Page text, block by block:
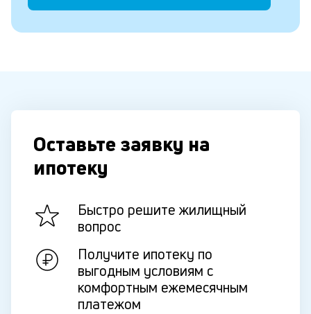
Оставьте заявку на
ипотеку
Быстро решите жилищный
вопрос
Получите ипотеку по
выгодным условиям с
комфортным ежемесячным
платежом